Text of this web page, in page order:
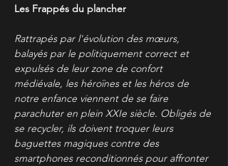
Les Frappés du plancher
Rattrapés par l'évolution des mœurs,
balayés par le politiquement correct et
expulsés de leur zone de confort
médiévale, les héroïnes et les héros de
notre enfance viennent de se faire
parachuter en plein XXIe siècle. Obligés de
se recycler, ils doivent troquer leurs
baguettes magiques contre des
smartphones reconditionnés pour affronter